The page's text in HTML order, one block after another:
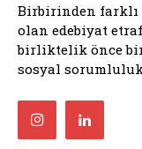
Birbirinden farklı
olan edebiyat
birliktelik önce bir
sosyal